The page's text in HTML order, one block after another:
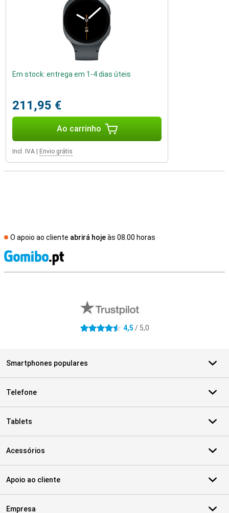
Em stock: entrega em 1-4 dias úteis
211,95 €
Ao carrinho
Incl. IVA Envio grátis
O apoio ao cliente abrirá hojeàs 08.00 horas
4.5 estrelas 4,5 / 5,0
Smartphones populares
Telefone
Tablets
Acessórios
Apoio ao cliente
Empresa